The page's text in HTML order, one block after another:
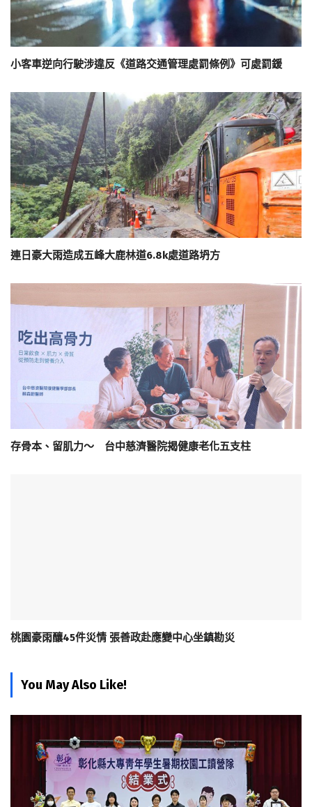
小客車逆向行駛涉違反《道路交通管理處罰條例》可處罰鍰
連日豪大雨造成五峰大鹿林道6.8k處道路坍方
存骨本、留肌力～ 台中慈濟醫院揭健康老化五支柱
桃園豪雨釀45件災情 張善政赴應變中心坐鎮勘災
You May Also Like!